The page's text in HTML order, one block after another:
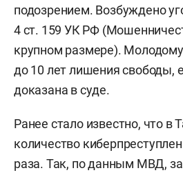
подозрением. Возбуждено
4 ст. 159 УК РФ
крупном размере). Молодому
до 10 лет лишения свободы,
доказана в суде.
Ранее стало известно, что в
количество
раза. Так, по данным МВД,